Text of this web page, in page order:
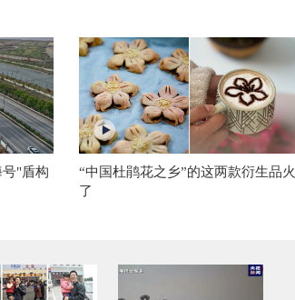
"盾构
“中国杜鹃花之乡”的这两款衍生品火
了